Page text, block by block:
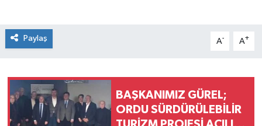
Paylaş A- A+
BAŞKANIMIZ GÜREL;
ORDU SÜRDÜRÜLEBİLİR
PROJELER İNGİLİZCE